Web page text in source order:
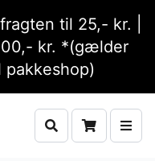
til 25,- kr. |
kr. *(gælder